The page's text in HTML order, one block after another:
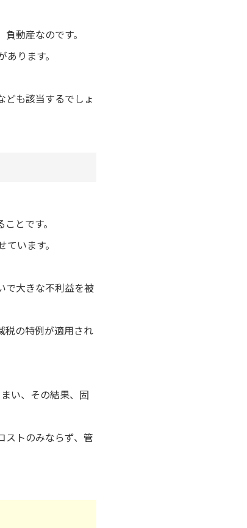
動産なのです。
ります。
ども該当するでしょ
とです。
います。
で大きな不利益を被
税の特例が適用され
い、その結果、固
ストのみならず、管